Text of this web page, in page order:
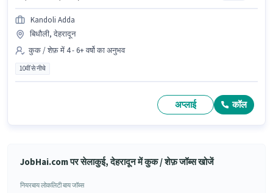
Kandoli Adda
बिधौली, देहरादून
कुक / शेफ़ में 4 - 6+ वर्षो का अनुभव
10वीं से नीचे
अप्लाई कॉल
JobHai.com पर सेलाकुई, देहरादून में कुक / शेफ़ जॉब्स खोजें
नियरबाय लोकलिटी बाय जॉब्स